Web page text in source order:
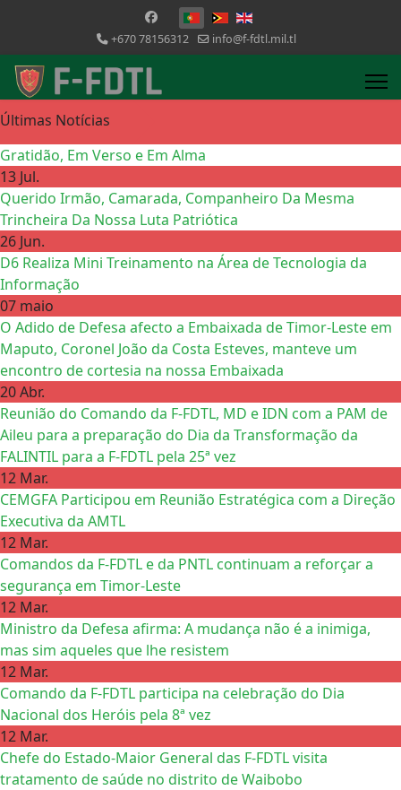
Escolha o seu idioma
+670 78156312 info@f-fdtl.mil.tl
Últimas Notícias
Gratidão, Em Verso e Em Alma
13 Jul.
Querido Irmão, Camarada, Companheiro Da Mesma
Trincheira Da Nossa Luta Patriótica
26 Jun.
D6 Realiza Mini Treinamento na Área de Tecnologia da
Informação
07 maio
O Adido de Defesa afecto a Embaixada de Timor-Leste em
Maputo, Coronel João da Costa Esteves, manteve um
encontro de cortesia na nossa Embaixada
20 Abr.
Reunião do Comando da F-FDTL, MD e IDN com a PAM de
Aileu para a preparação do Dia da Transformação da
FALINTIL para a F-FDTL pela 25ª vez
12 Mar.
CEMGFA Participou em Reunião Estratégica com a Direção
Executiva da AMTL
12 Mar.
Comandos da F-FDTL e da PNTL continuam a reforçar a
segurança em Timor-Leste
12 Mar.
Ministro da Defesa afirma: A mudança não é a inimiga,
mas sim aqueles que lhe resistem
12 Mar.
Comando da F-FDTL participa na celebração do Dia
Nacional dos Heróis pela 8ª vez
12 Mar.
Chefe do Estado-Maior General das F-FDTL visita
tratamento de saúde no distrito de Waibobo